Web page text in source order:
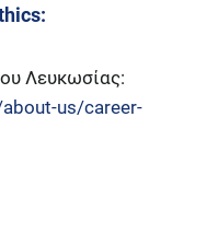
Λευκωσίας:
us/career-